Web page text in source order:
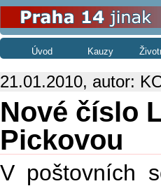
Úvod Kauzy
21.01.2010, autor:
Nové číslo
Pickovou
V poštovních